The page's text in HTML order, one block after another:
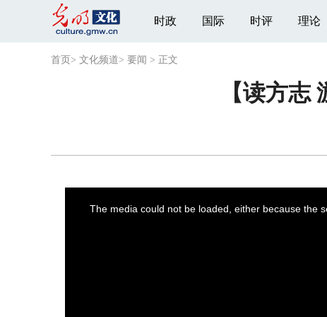
时政 国际 时评 理论
首页 > 文化频道> 要闻 > 正文
【读方
The media could not be loaded, either because the